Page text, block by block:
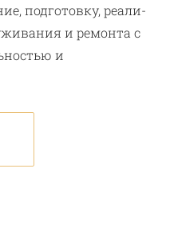
подготовку, реали­
и ремонта с
и